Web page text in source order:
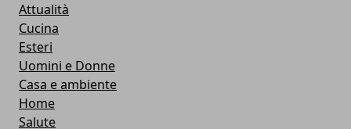
Attualità
Cucina
Esteri
Uomini e Donne
Casa e ambiente
Home
Salute